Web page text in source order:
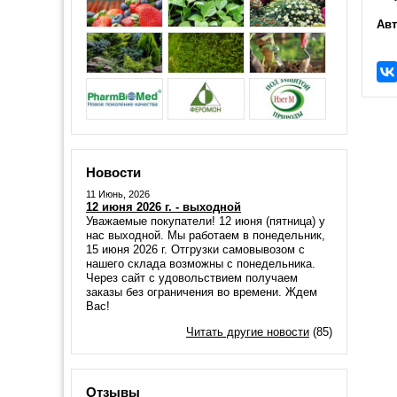
Новости
11 Июнь, 2026
12 июня 2026 г. - выходной
Уважаемые покупатели! 12 июня (пятница) у
нас выходной. Мы работаем в понедельник,
15 июня 2026 г. Отгрузки самовывозом с
нашего склада возможны с понедельника.
Через сайт с удовольствием получаем
заказы без ограничения во времени. Ждем
Вас!
Читать другие новости (85)
Отзывы